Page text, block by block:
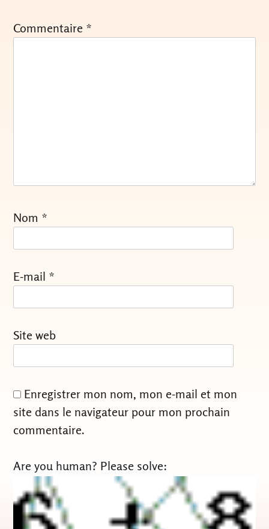
Commentaire *
Nom *
E-mail *
Site web
Enregistrer mon nom, mon e-mail et mon
site dans le navigateur pour mon prochain
commentaire.
Are you human? Please solve: